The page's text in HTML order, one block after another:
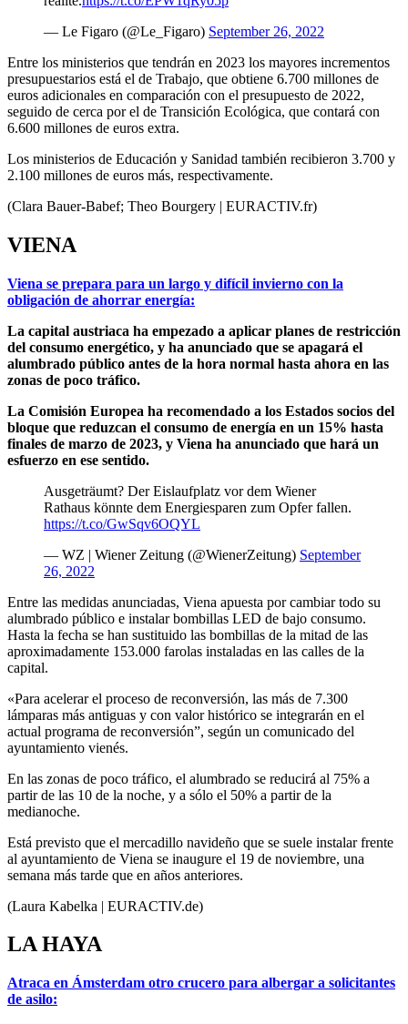
— Le Figaro (@Le_Figaro) September 26, 2022
Entre los ministerios que tendrán en 2023 los mayores incrementos
presupuestarios está el de Trabajo, que obtiene 6.700 millones de
euros adicionales en comparación con el presupuesto de 2022,
seguido de cerca por el de Transición Ecológica, que contará con
6.600 millones de euros extra.
Los ministerios de Educación y Sanidad también recibieron 3.700 y
2.100 millones de euros más, respectivamente.
(Clara Bauer-Babef; Theo Bourgery | EURACTIV.fr)
VIENA
Viena se prepara para un largo y difícil invierno con la
obligación de ahorrar energía:
La capital austriaca ha empezado a aplicar planes de restricción
del consumo energético, y ha anunciado que se apagará el
alumbrado público antes de la hora normal hasta ahora en las
zonas de poco tráfico.
La Comisión Europea ha recomendado a los Estados socios del
bloque que reduzcan el consumo de energía en un 15% hasta
finales de marzo de 2023, y Viena ha anunciado que hará un
esfuerzo en ese sentido.
Ausgeträumt? Der Eislaufplatz vor dem Wiener
Rathaus könnte dem Energiesparen zum Opfer fallen.
https://t.co/GwSqv6OQYL
— WZ | Wiener Zeitung (@WienerZeitung) September
26, 2022
Entre las medidas anunciadas, Viena apuesta por cambiar todo su
alumbrado público e instalar bombillas LED de bajo consumo.
Hasta la fecha se han sustituido las bombillas de la mitad de las
aproximadamente 153.000 farolas instaladas en las calles de la
capital.
«Para acelerar el proceso de reconversión, las más de 7.300
lámparas más antiguas y con valor histórico se integrarán en el
actual programa de reconversión”, según un comunicado del
ayuntamiento vienés.
En las zonas de poco tráfico, el alumbrado se reducirá al 75% a
partir de las 10 de la noche, y a sólo el 50% a partir de la
medianoche.
Está previsto que el mercadillo navideño que se suele instalar frente
al ayuntamiento de Viena se inaugure el 19 de noviembre, una
semana más tarde que en años anteriores.
(Laura Kabelka | EURACTIV.de)
LA HAYA
Atraca en Ámsterdam otro crucero para albergar a solicitantes
de asilo: